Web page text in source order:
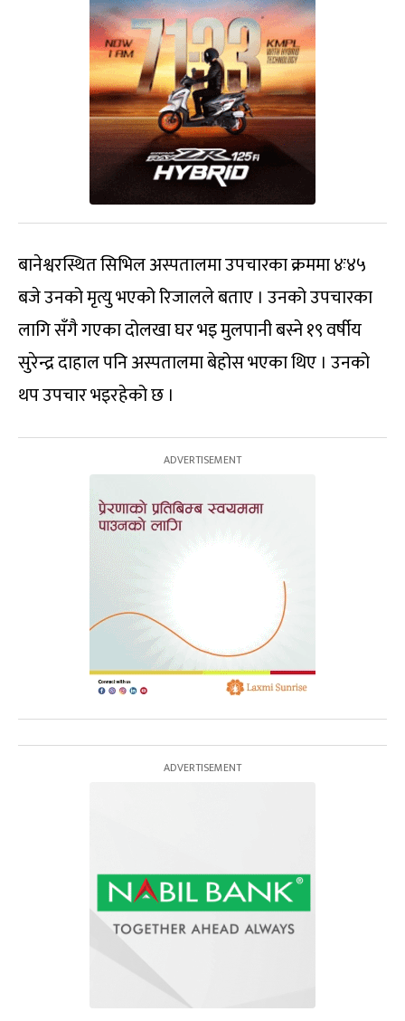
बानेश्वरस्थित सिभिल अस्पतालमा उपचारका क्रममा ४ः४५
बजे उनको मृत्यु भएको रिजालले बताए । उनको उपचारका
लागि सँगै गएका दोलखा घर भइ मुलपानी बस्ने १९ वर्षीय
सुरेन्द्र दाहाल पनि अस्पतालमा बेहोस भएका थिए । उनको
थप उपचार भइरहेको छ ।